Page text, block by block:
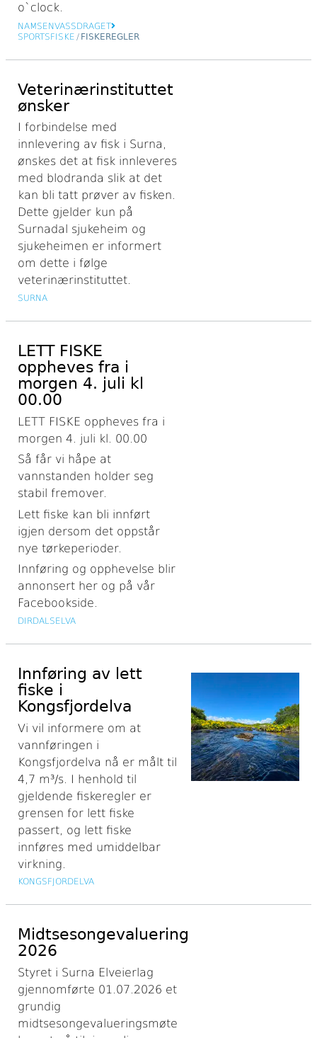
o`clock.
NAMSENVASSDRAGET
SPORTSFISKE / FISKEREGLER
Veterinærinstituttet
ønsker
I forbindelse med
innlevering av fisk i Surna,
ønskes det at fisk innleveres
med blodranda slik at det
kan bli tatt prøver av fisken.
Dette gjelder kun på
Surnadal sjukeheim og
sjukeheimen er informert
om dette i følge
veterinærinstituttet.
SURNA
LETT FISKE
oppheves fra i
morgen 4. juli kl
00.00
LETT FISKE oppheves fra i
morgen 4. juli kl. 00.00
Så får vi håpe at
vannstanden holder seg
stabil fremover.
Lett fiske kan bli innført
igjen dersom det oppstår
nye tørkeperioder.
Innføring og opphevelse blir
annonsert her og på vår
Facebookside.
DIRDALSELVA
Innføring av lett
fiske i
Kongsfjordelva
Vi vil informere om at
vannføringen i
Kongsfjordelva nå er målt til
4,7 m³/s. I henhold til
gjeldende fiskeregler er
grensen for lett fiske
passert, og lett fiske
innføres med umiddelbar
virkning.
KONGSFJORDELVA
Midtsesongevaluering
2026
Styret i Surna Elveierlag
gjennomførte 01.07.2026 et
grundig
midtsesongevalueringsmøte